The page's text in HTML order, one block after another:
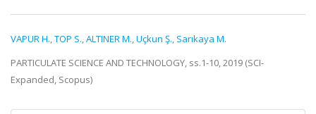
VAPUR H.,TOP S.,ALTINER M.,Uçkun Ş., Sarıkaya M.
PARTICULATE SCIENCE AND TECHNOLOGY, ss.1-10, 2019 (SCI-
Expanded, Scopus)